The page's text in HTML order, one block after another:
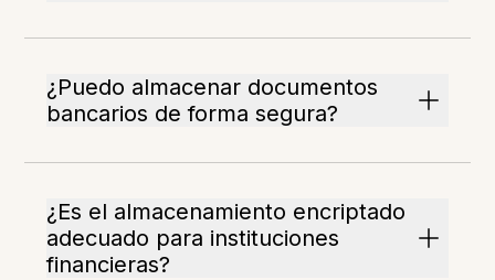
¿Puedo almacenar documentos
bancarios de forma segura?
¿Es el almacenamiento encriptado
adecuado para instituciones
financieras?